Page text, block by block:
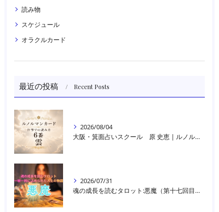
読み物
スケジュール
オラクルカード
最近の投稿 Recent Posts
2026/08/04
大阪・箕面占いスクール 原 史恵 | ルノルマンカード読み方のコツ「雲」 仕事をテーマに占った場合
2026/07/31
魂の成長を読むタロット:悪魔（第十七回目）｜大阪・箕面占いスクールラブアンドライト